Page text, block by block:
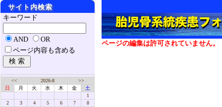
ページの編集は許可されていません。
サイト内検索
キーワード
AND
OR
ページ内容も含める
<< 2026-8
>>
日
月 火 水 木 金
土
1
2
3 4 5 6 7
8